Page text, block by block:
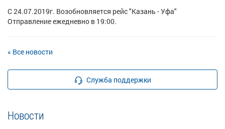
С 24.07.2019г. Возобновляется рейс "Казань - Уфа"
Отправление ежедневно в 19:00.
« Все новости
Служба поддержки
Новости